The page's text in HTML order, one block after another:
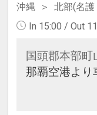
沖縄
北部(名
In 15:00 / Out
国頭郡本部
那覇空港より